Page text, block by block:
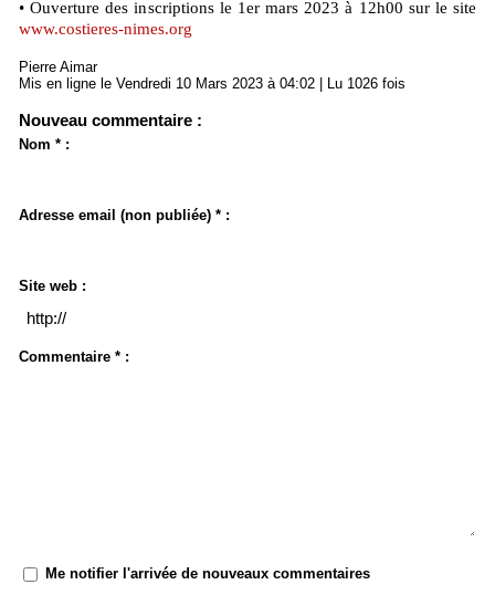
• Ouverture des inscriptions le 1er mars 2023 à 12h00 sur le site
www.costieres-nimes.org
Pierre Aimar
Mis en ligne le Vendredi 10 Mars 2023 à 04:02 | Lu 1026 fois
Nouveau commentaire :
Nom * :
Adresse email (non publiée) * :
Site web :
Commentaire * :
Me notifier l'arrivée de nouveaux commentaires